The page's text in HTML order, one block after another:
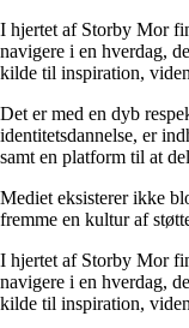
I hjertet af Storby Mor
navigere i en hverdag,
kilde til inspiration,
Det er med en dyb
identitetsdannelse, er
samt en platform til at
Mediet eksisterer ikke
fremme en kultur af
I hjertet af Storby Mor
navigere i en hverdag,
kilde til inspiration,